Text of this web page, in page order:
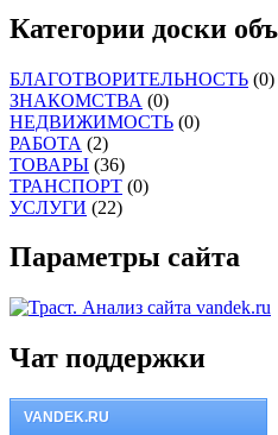
Категории доски
БЛАГОТВОРИТЕЛЬНОСТЬ (0)
ЗНАКОМСТВА (0)
НЕДВИЖИМОСТЬ (0)
РАБОТА (2)
ТОВАРЫ (36)
ТРАНСПОРТ (0)
УСЛУГИ (22)
Параметры сайта
Чат поддержки
VANDEK.RU